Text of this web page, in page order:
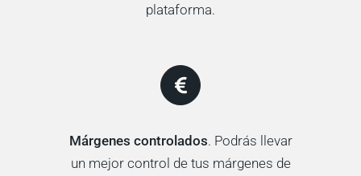
plataforma.
Márgenes controlados. Podrás llevar
un mejor control de tus márgenes de